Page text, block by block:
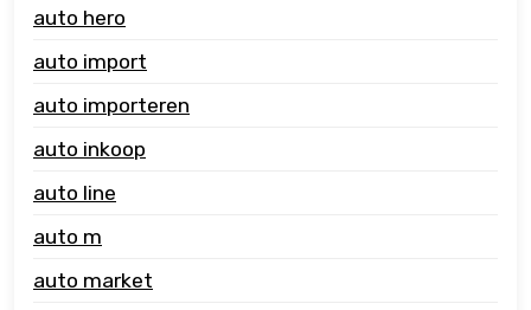
auto hero
auto import
auto importeren
auto inkoop
auto line
auto m
auto market